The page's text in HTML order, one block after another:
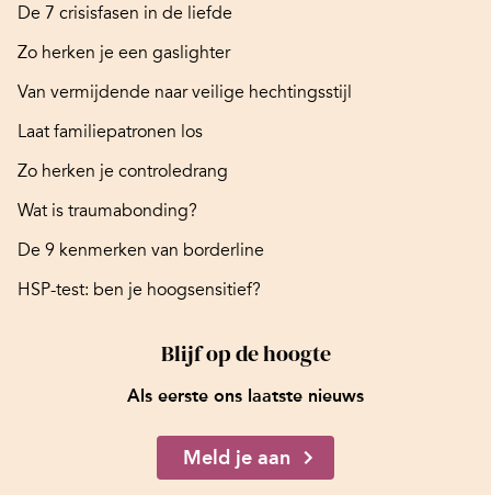
De 7 crisisfasen in de liefde
Zo herken je een gaslighter
Van vermijdende naar veilige hechtingsstijl
Laat familiepatronen los
Zo herken je controledrang
Wat is traumabonding?
De 9 kenmerken van borderline
HSP-test: ben je hoogsensitief?
Blijf op de hoogte
Als eerste ons laatste nieuws
Meld je aan